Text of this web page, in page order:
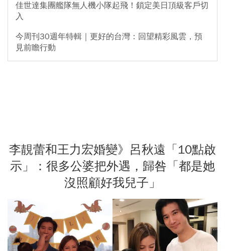
佳世達集團艦隊無人機小隊起飛！鎖定美日頂級客戶切
入
今周刊30週年特輯｜更好的台灣：回望精彩風雲，預
見前瞻行動
李靚蕾和王力宏婚變》呂秋遠「10點啟
示」：很多公婆把外遇，歸咎「都是她
沒照顧好我兒子」